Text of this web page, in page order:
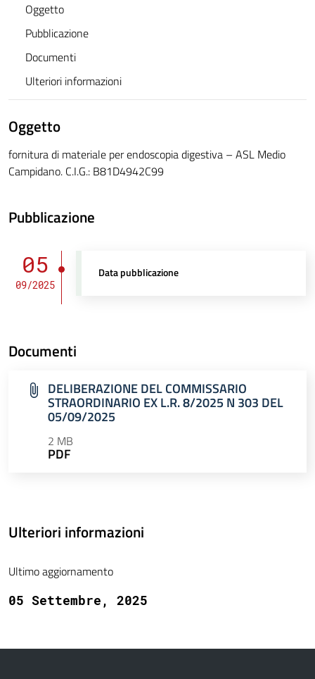
Oggetto
Pubblicazione
Documenti
Ulteriori informazioni
Oggetto
fornitura di materiale per endoscopia digestiva – ASL Medio
Campidano. C.I.G.: B81D4942C99
Pubblicazione
05
09/2025
Data pubblicazione
Documenti
DELIBERAZIONE DEL COMMISSARIO
STRAORDINARIO EX L.R. 8/2025 N 303 DEL
05/09/2025
2 MB
PDF
Ulteriori informazioni
Ultimo aggiornamento
05 Settembre, 2025